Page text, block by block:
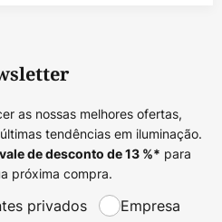
as nossas melhores ofertas,
tendências em iluminação.
vale de desconto de13%* para
próxima compra.
privados Empresa